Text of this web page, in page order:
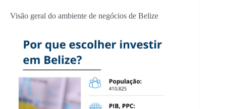
Visão geral do ambiente de negócios de Belize